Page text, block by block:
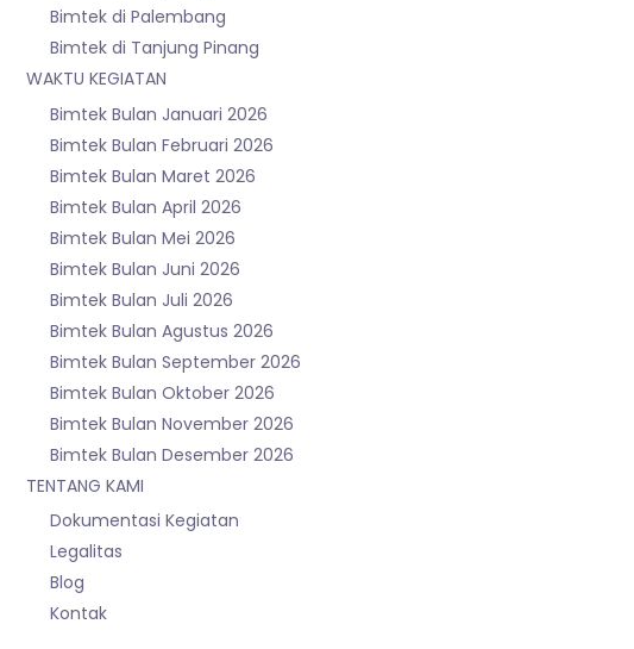
Bimtek di Palembang
Bimtek di Tanjung Pinang
WAKTU KEGIATAN
Bimtek Bulan Januari 2026
Bimtek Bulan Februari 2026
Bimtek Bulan Maret 2026
Bimtek Bulan April 2026
Bimtek Bulan Mei 2026
Bimtek Bulan Juni 2026
Bimtek Bulan Juli 2026
Bimtek Bulan Agustus 2026
Bimtek Bulan September 2026
Bimtek Bulan Oktober 2026
Bimtek Bulan November 2026
Bimtek Bulan Desember 2026
TENTANG KAMI
Dokumentasi Kegiatan
Legalitas
Blog
Kontak